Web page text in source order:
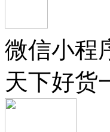
微信小程
天下好货